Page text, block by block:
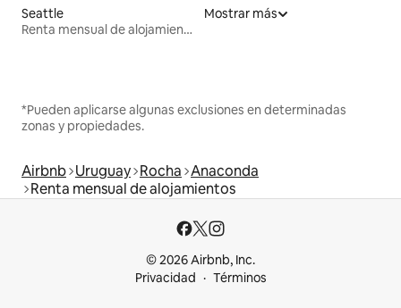
Seattle
Renta mensual de alojamientos
Mostrar más
*Pueden aplicarse algunas exclusiones en determinadas
zonas y propiedades.
Airbnb Uruguay Rocha Anaconda
Renta mensual de alojamientos
© 2026 Airbnb, Inc.
Privacidad
Términos